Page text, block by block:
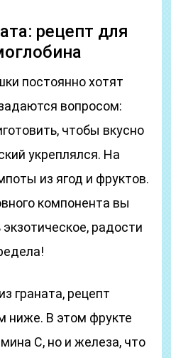
рецепт для
постоянно хотят
вопросом:
чтобы вкусно
укреплялся. На
из ягод и фруктов.
компонента вы
радости
граната, рецепт
ниже. В этом фрукте
С, но и железа, что